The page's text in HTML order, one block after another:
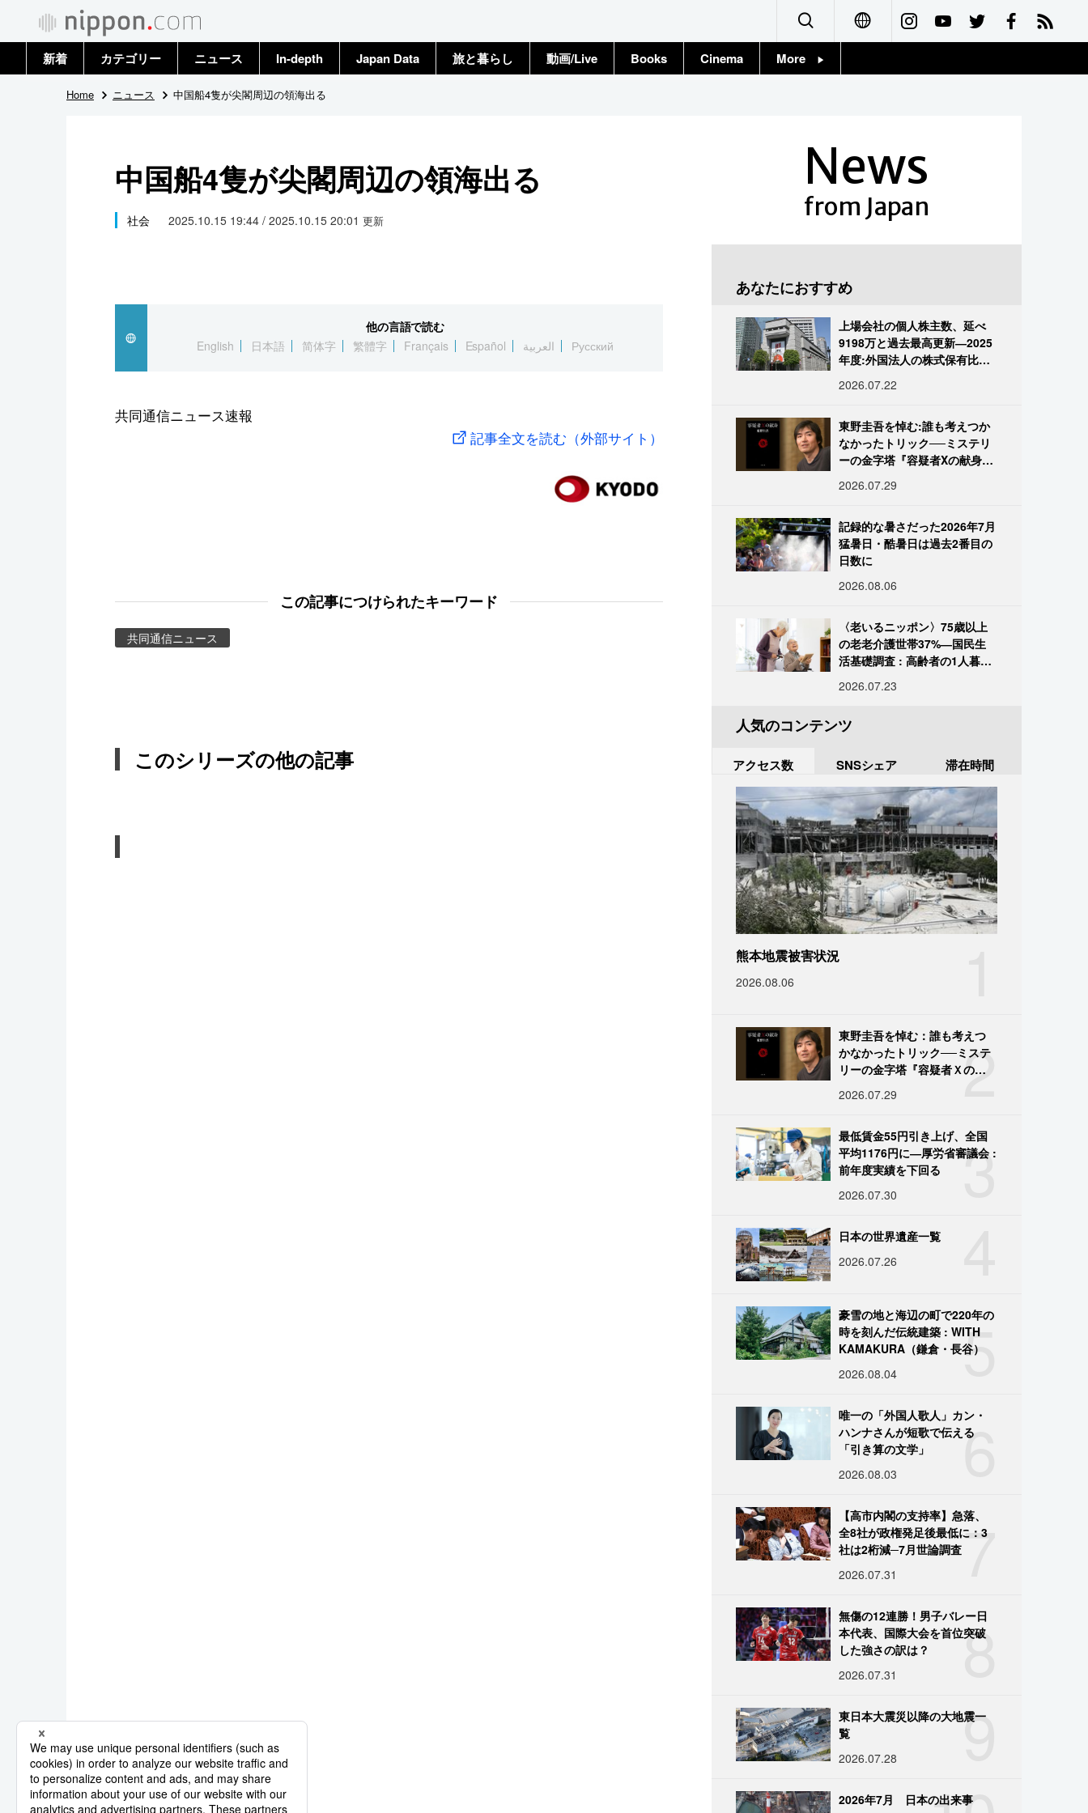
Français
新着 カテゴリー
政治・外交
国際
科学・技術
暮らし
ニュース
トップ
In-depth Japan Data 旅と暮らし 動画/Live Books Cinema More
Home ニュース 中国船4隻が尖閣周辺の領海出る
中国船4隻が尖閣周辺の領海出る
社会 2025.10.15 19:44 / 2025.10.15 20:01 更新
他の言語で読む
English
日本語 简体字 繁體字 Français Español العربية Русский
共同通信ニュース速報
記事全文を読む（外部サイト）
この記事につけられたキーワード
共同通信ニュース
このシリーズの他の記事
News
from Japan
あなたにおすすめ
上場会社の個人株主数、延べ
9198万と過去最高更新―2025
年度:外国法人の株式保有比率
2026.07.22
東野圭吾を悼む:誰も考えつか
なかったトリック──ミステリ
ーの金字塔『容疑者Xの献身』
2026.07.29
記録的な暑さだった2026年7月
猛暑日・酷暑日は過去2番目の
日数に
2026.08.06
〈老いるニッポン〉75歳以上
の老老介護世帯37%―国民生
活基礎調査 : 高齢者の1人暮ら
2026.07.23
人気のコンテンツ
アクセス数 SNSシェア 滞在時間
熊本地震被害状況
2026.08.06
2
東野圭吾を悼む：誰も考えつ
かなかったトリック──ミステ
リーの金字塔『容疑者Ｘの献
2026.07.29
3
最低賃金55円引き上げ、全国
平均1176円に―厚労省審議会 :
前年度実績を下回る
2026.07.30
日本の世界遺産一覧
2026.07.26
5
豪雪の地と海辺の町で220年の
時を刻んだ伝統建築 : WITH
KAMAKURA（鎌倉・長谷）
2026.08.04
6
唯一の「外国人歌人」カン・
ハンナさんが短歌で伝える
「引き算の文学」
2026.08.03
7
【高市内閣の支持率】急落、
全8社が政権発足後最低に：3
社は2桁減─7月世論調査
2026.07.31
8
無傷の12連勝！男子バレー日
本代表、国際大会を首位突破
した強さの訳は？
2026.07.31
9
東日本大震災以降の大地震一
覧
2026.07.28
2026年7月 日本の出来事